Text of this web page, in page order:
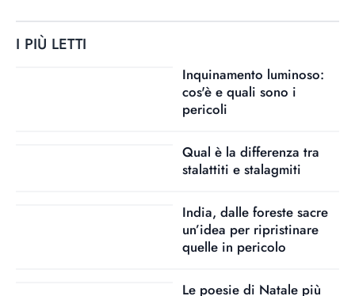
I PIÙ LETTI
Inquinamento luminoso:
cos'è e quali sono i
pericoli
Qual è la differenza tra
stalattiti e stalagmiti
India, dalle foreste sacre
un’idea per ripristinare
quelle in pericolo
Le poesie di Natale più